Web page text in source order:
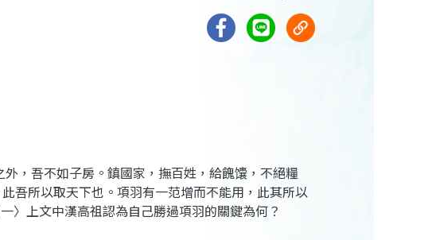
吾不如子房。鎮國家，撫百姓，給餽馕，不絕糧
吾所以取天下也。項羽有一范增而不能用，此其所以
〉上文中漢高祖認為自己勝過項羽的關鍵為何？